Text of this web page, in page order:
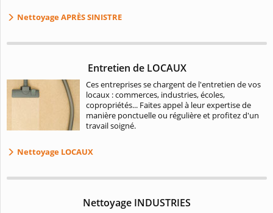
Nettoyage APRÈS SINISTRE
Entretien de LOCAUX
Ces entreprises se chargent de l'entretien de vos
locaux : commerces, industries, écoles,
copropriétés... Faites appel à leur expertise de
manière ponctuelle ou régulière et profitez d'un
travail soigné.
Nettoyage LOCAUX
Nettoyage INDUSTRIES